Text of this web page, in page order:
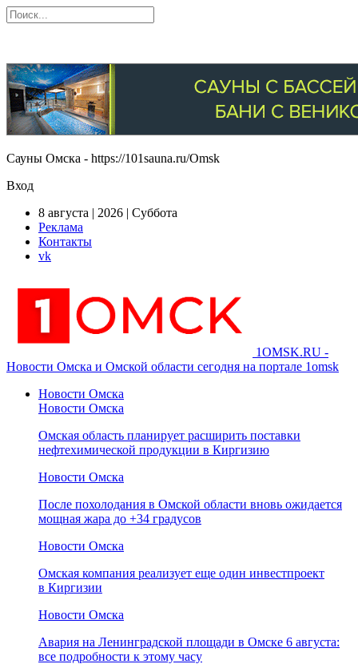
Сауны Омска - https://101sauna.ru/Omsk
Вход
8 августа | 2026 | Суббота
Реклама
Контакты
vk
1OMSK.RU -
Новости Омска и Омской области сегодня на портале 1omsk
Новости Омска
Новости Омска
Омская область планирует расширить поставки
нефтехимической продукции в Киргизию
Новости Омска
После похолодания в Омской области вновь ожидается
мощная жара до +34 градусов
Новости Омска
Омская компания реализует еще один инвестпроект
в Киргизии
Новости Омска
Авария на Ленинградской площади в Омске 6 августа:
все подробности к этому часу